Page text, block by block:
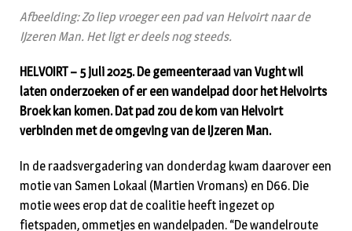
Afbeelding: Zo liep vroeger een pad van Helvoirt naar de
IJzeren Man. Het ligt er deels nog steeds.
HELVOIRT – 5 juli 2025. De gemeenteraad van Vught wil
laten onderzoeken of er een wandelpad door het Helvoirts
Broek kan komen. Dat pad zou de kom van Helvoirt
verbinden met de omgeving van de IJzeren Man.
In de raadsvergadering van donderdag kwam daarover een
motie van Samen Lokaal (Martien Vromans) en D66. Die
motie wees erop dat de coalitie heeft ingezet op
fietspaden, ommetjes en wandelpaden. “De wandelroute